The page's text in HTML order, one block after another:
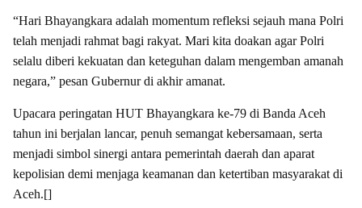
“Hari Bhayangkara adalah momentum refleksi sejauh mana Polri
telah menjadi rahmat bagi rakyat. Mari kita doakan agar Polri
selalu diberi kekuatan dan keteguhan dalam mengemban amanah
negara,” pesan Gubernur di akhir amanat.
Upacara peringatan HUT Bhayangkara ke-79 di Banda Aceh
tahun ini berjalan lancar, penuh semangat kebersamaan, serta
menjadi simbol sinergi antara pemerintah daerah dan aparat
kepolisian demi menjaga keamanan dan ketertiban masyarakat di
Aceh.[]